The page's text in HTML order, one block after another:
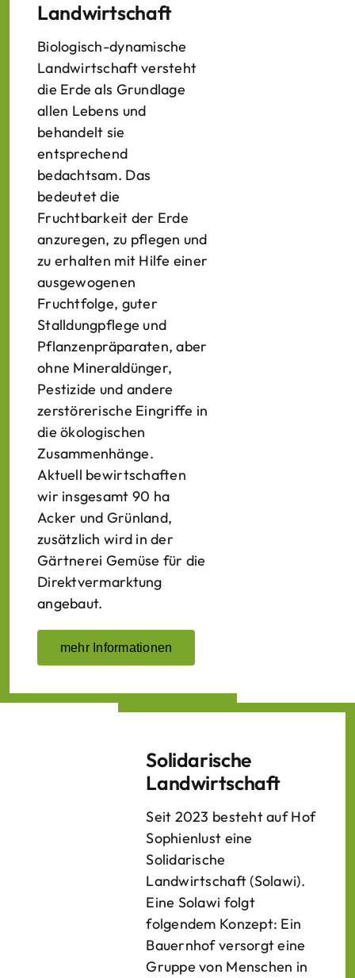
Landwirtschaft
Biologisch-dynamische
Landwirtschaft versteht
die Erde als Grundlage
allen Lebens und
behandelt sie
entsprechend
bedachtsam. Das
bedeutet die
Fruchtbarkeit der Erde
anzuregen, zu pflegen und
zu erhalten mit Hilfe einer
ausgewogenen
Fruchtfolge, guter
Stalldungpflege und
Pflanzenpräparaten, aber
ohne Mineraldünger,
Pestizide und andere
zerstörerische Eingriffe in
die ökologischen
Zusammenhänge.
Aktuell bewirtschaften
wir insgesamt 90 ha
Acker und Grünland,
zusätzlich wird in der
Gärtnerei Gemüse für die
Direktvermarktung
angebaut.
mehr Informationen
Solidarische
Landwirtschaft
Seit 2023 besteht auf Hof
Sophienlust eine
Solidarische
Landwirtschaft (Solawi).
Eine Solawi folgt
folgendem Konzept: Ein
Bauern­hof versorgt eine
Gruppe von Menschen in